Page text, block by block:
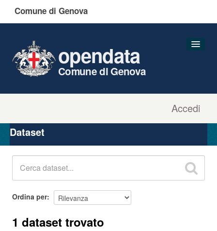
Comune di Genova
Accedi
opendata
Comune di Genova
Organizzazioni
Gruppi
Dataset
Ordina per
1 dataset trovato